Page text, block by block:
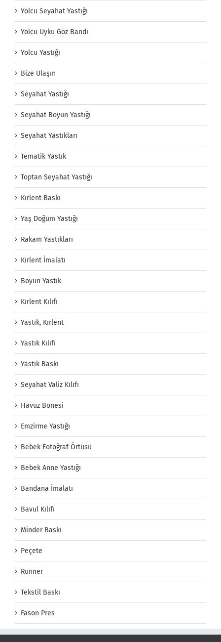
Yolcu Seyahat Yastığı
Yolcu Uyku Göz Bandı
Yolcu Yastığı
Bize Ulaşın
Seyahat Yastığı
Seyahat Boyun Yastığı
Seyahat Yastıkları
Tematik Yastık
Toptan Seyahat Yastığı
Kırlent Baskı
Yaş Doğum Yastığı
Rakam Yastıkları
Kırlent İmalatı
Boyun Yastık
Kırlent Kılıfı
Yastık, Kırlent
Yastık Kılıfı
Yastık Baskı
Seyahat Valiz Kılıfı
Havuz Bonesi
Emzirme Yastığı
Bebek Fotoğraf Örtüsü
Bebek Anne Yastığı
Bandana İmalatı
Bavul Kılıfı
Minder Baskı
Peçete
Runner
Tekstil Baskı
Fason Pres